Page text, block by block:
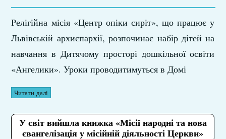
Релігійна місія «Центр опіки сиріт», що працює у
Львівській архиєпархії, розпочинає набір дітей на
навчання в Дитячому просторі дошкільної освіти
«Ангелики». Уроки проводитимуться в Домі
Читати далі
У світ вийшла книжка «Місії народні та нова
євангелізація у місійній діяльності Церкви»